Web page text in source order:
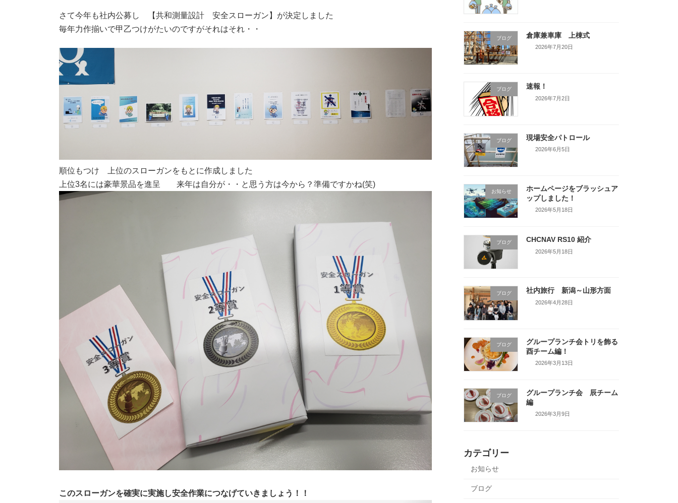
さて今年も社内公募し 【共和測量設計 安全スローガン】が決定しました
毎年力作揃いで甲乙つけがたいのですがそれはそれ・・
順位もつけ 上位のスローガンをもとに作成しました
上位3名には豪華景品を進呈 来年は自分が・・と思う方は今から？準備ですかね(笑)
このスローガンを確実に実施し安全作業につなげていきましょう！！
ブログ 倉庫兼車庫 上棟式
2026年7月20日
ブログ 速報！
2026年7月2日
ブログ 現場安全パトロール
2026年6月5日
お知らせ
ホームページをブラッシュア
ップしました！
2026年5月18日
ブログ CHCNAV RS10 紹介
2026年5月18日
ブログ 社内旅行 新潟～山形方面
2026年4月28日
ブログ
グループランチ会トリを飾る
酉チーム編！
2026年3月13日
ブログ
グループランチ会 辰チーム
編
2026年3月9日
カテゴリー
お知らせ
ブログ